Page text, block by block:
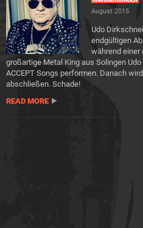
August 2015
Udo
endgültigen
während einer
großartige Metal King aus Solingen
ACCEPT Songs performen. Danach
abschließen. Schade!
READ MORE